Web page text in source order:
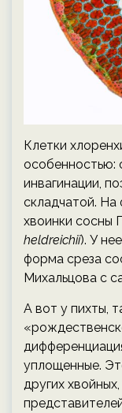
Клетки
особенностью:
инвагинации,
складчатой.
хвоинки сосны
heldreichii). У
форма среза
Михальцова с
А вот у пихты,
уплощенные.
других